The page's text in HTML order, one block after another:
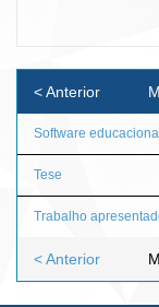
< Anterior
Software
Tese
Trabalho
< Anterior